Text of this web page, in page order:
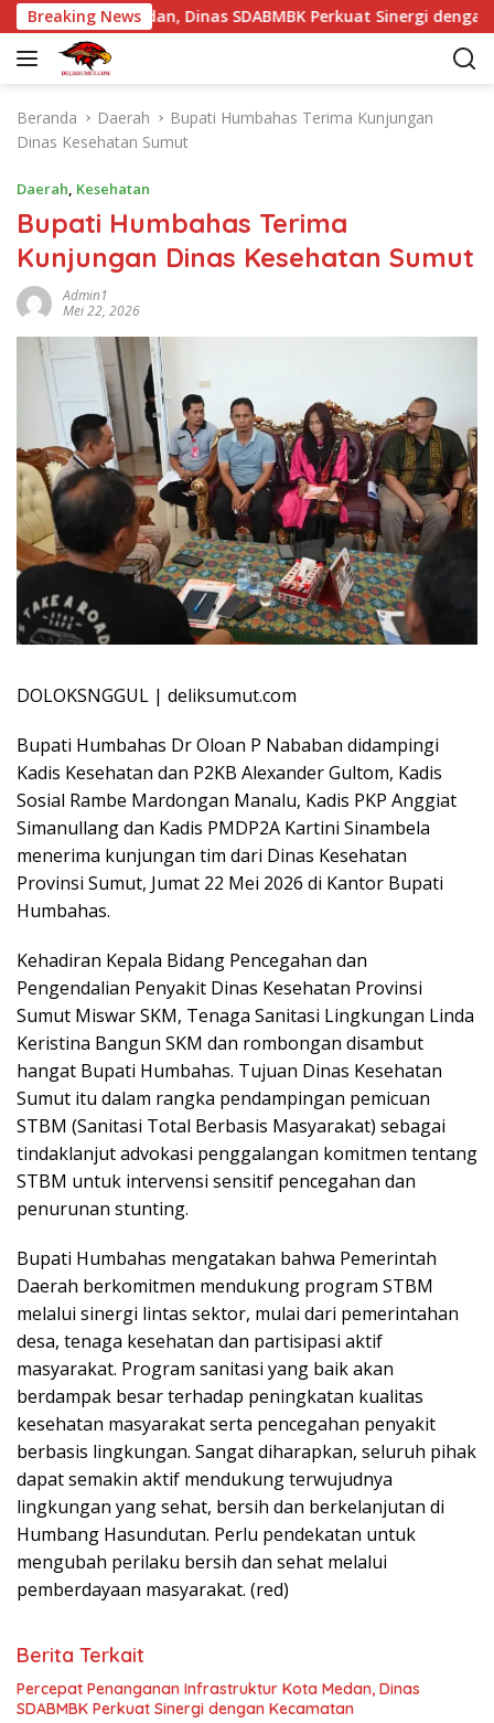
a
Breaking News
Kota Medan, Dinas SDABMBK Perkuat Sinergi dengan
Beranda Daerah
Bupati Humbahas Terima Kunjungan
Dinas Kesehatan Sumut
Daerah, Kesehatan
Bupati Humbahas Terima
Kunjungan Dinas Kesehatan Sumut
Admin1
Mei 22, 2026
DOLOKSNGGUL | deliksumut.com
Bupati Humbahas Dr Oloan P Nababan didampingi
Kadis Kesehatan dan P2KB Alexander Gultom, Kadis
Sosial Rambe Mardongan Manalu, Kadis PKP Anggiat
Simanullang dan Kadis PMDP2A Kartini Sinambela
menerima kunjungan tim dari Dinas Kesehatan
Provinsi Sumut, Jumat 22 Mei 2026 di Kantor Bupati
Humbahas.
Kehadiran Kepala Bidang Pencegahan dan
Pengendalian Penyakit Dinas Kesehatan Provinsi
Sumut Miswar SKM, Tenaga Sanitasi Lingkungan Linda
Keristina Bangun SKM dan rombongan disambut
hangat Bupati Humbahas. Tujuan Dinas Kesehatan
Sumut itu dalam rangka pendampingan pemicuan
STBM (Sanitasi Total Berbasis Masyarakat) sebagai
tindaklanjut advokasi penggalangan komitmen tentang
STBM untuk intervensi sensitif pencegahan dan
penurunan stunting.
Bupati Humbahas mengatakan bahwa Pemerintah
Daerah berkomitmen mendukung program STBM
melalui sinergi lintas sektor, mulai dari pemerintahan
desa, tenaga kesehatan dan partisipasi aktif
masyarakat. Program sanitasi yang baik akan
berdampak besar terhadap peningkatan kualitas
kesehatan masyarakat serta pencegahan penyakit
berbasis lingkungan. Sangat diharapkan, seluruh pihak
dapat semakin aktif mendukung terwujudnya
lingkungan yang sehat, bersih dan berkelanjutan di
Humbang Hasundutan. Perlu pendekatan untuk
mengubah perilaku bersih dan sehat melalui
pemberdayaan masyarakat. (red)
Berita Terkait
Percepat Penanganan Infrastruktur Kota Medan, Dinas
SDABMBK Perkuat Sinergi dengan Kecamatan